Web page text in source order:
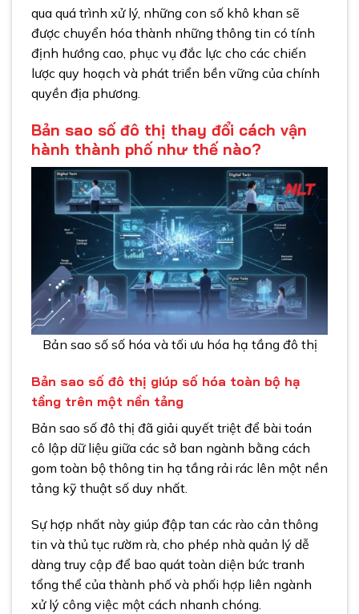
qua quá trình xử lý, những con số khô khan sẽ
được chuyển hóa thành những thông tin có tính
định hướng cao, phục vụ đắc lực cho các chiến
lược quy hoạch và phát triển bền vững của chính
quyền địa phương.
Bản sao số đô thị thay đổi cách vận
hành thành phố như thế nào?
Bản sao số số hóa và tối ưu hóa hạ tầng đô thị
Bản sao số đô thị giúp số hóa toàn bộ hạ
tầng trên một nền tảng
Bản sao số đô thị đã giải quyết triệt để bài toán
cô lập dữ liệu giữa các sở ban ngành bằng cách
gom toàn bộ thông tin hạ tầng rải rác lên một nền
tảng kỹ thuật số duy nhất.
Sự hợp nhất này giúp đập tan các rào cản thông
tin và thủ tục rườm rà, cho phép nhà quản lý dễ
dàng truy cập để bao quát toàn diện bức tranh
tổng thể của thành phố và phối hợp liên ngành
xử lý công việc một cách nhanh chóng.